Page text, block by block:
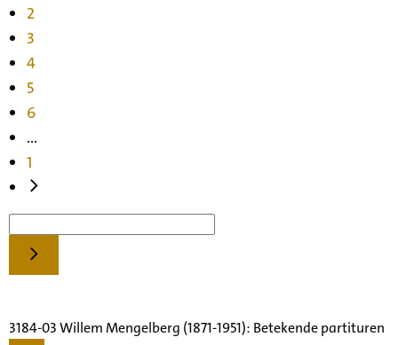
2
3
4
5
6
...
1
3184-03 Willem Mengelberg (1871-1951): Betekende partituren